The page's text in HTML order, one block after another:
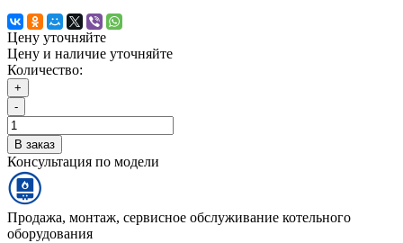
Цену уточняйте
Цену и наличие уточняйте
Количество:
+
-
В заказ
Консультация по модели
Продажа, монтаж, сервисное обслуживание котельного
оборудования